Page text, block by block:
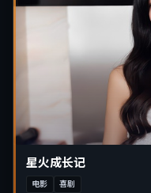
星火成长记
电影 喜剧